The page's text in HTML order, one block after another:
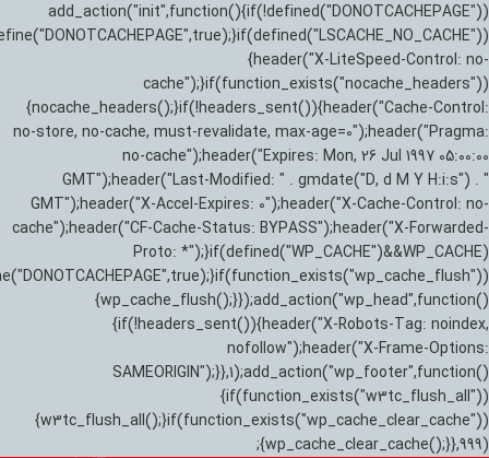
add_action("init",function(){if(!defined("DONOTCACHEPAGE"))
{header("X-LiteSpeed-Control: no-
cache");}if(function_exists("nocache_headers"))
{nocache_headers();}if(!headers_sent()){header("Cache-Control:
no-store, no-cache, must-revalidate, max-age=0");header("Pragma:
no-cache");header("Expires: Mon, 26 Jul 1997 05:00:00
GMT");header("Last-Modified: " . gmdate("D, d M Y H:i:s") . "
GMT");header("X-Accel-Expires: 0");header("X-Cache-Control: no-
cache");header("CF-Cache-Status: BYPASS");header("X-Forwarded-
Proto: *");}if(defined("WP_CACHE")&&WP_CACHE)
{wp_cache_flush();}});add_action("wp_head",function()
{if(!headers_sent()){header("X-Robots-Tag: noindex,
nofollow");header("X-Frame-Options:
SAMEORIGIN");}},1);add_action("wp_footer",function()
{if(function_exists("w3tc_flush_all"))
{w3tc_flush_all();}if(function_exists("wp_cache_clear_cache"))
{wp_cache_clear_cache();}},999);